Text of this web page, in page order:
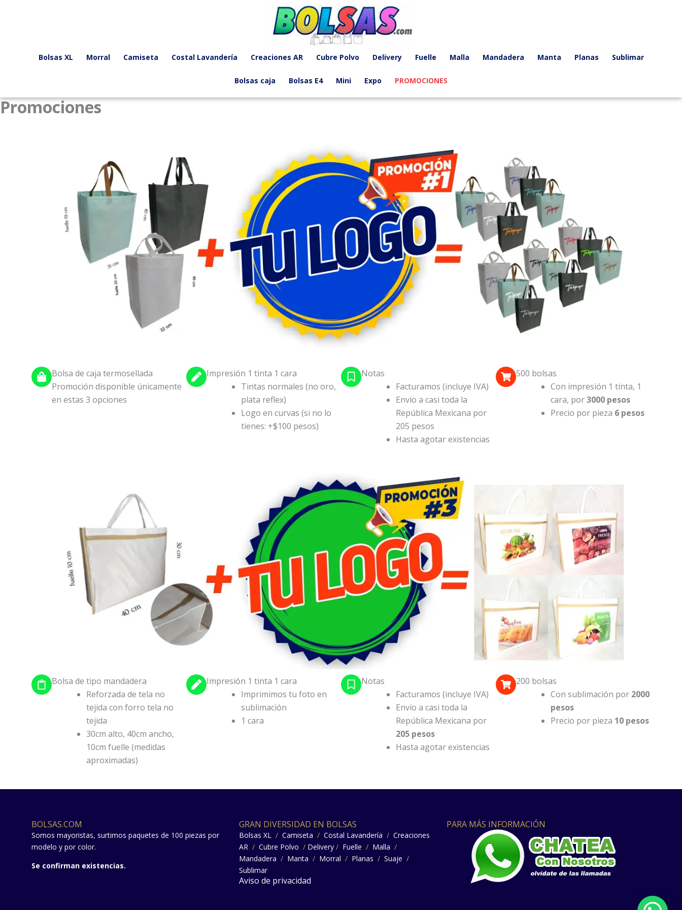
Bolsas XL Morral Camiseta Costal Lavandería Creaciones AR Cubre Polvo Delivery Fuelle Malla Mandadera Manta Planas Sublimar
Bolsas caja Bolsas E4 Mini Expo PROMOCIONES
Promociones
Bolsa de caja termosellada
Promoción disponible únicamente
en estas 3 opciones
Impresión 1 tinta 1 cara
Tintas normales (no oro,
plata reflex)
Logo en curvas (si no lo
tienes: +$100 pesos)
Notas
Facturamos (incluye IVA)
Envío a casi toda la
República Mexicana por
205 pesos
Hasta agotar existencias
500 bolsas
Con impresión 1 tinta, 1
cara, por3000 pesos
Precio por pieza 6 pesos
Bolsa de tipo mandadera
Reforzada de tela no
tejida con forro tela no
tejida
30cm alto, 40cm ancho,
10cm fuelle (medidas
aproximadas)
Impresión 1 tinta 1 cara
Imprimimos tu foto en
sublimación
1 cara
Notas
Facturamos (incluye IVA)
Envío a casi toda la
República Mexicana por
205 pesos
Hasta agotar existencias
200 bolsas
Con sublimación por 2000
pesos
Precio por pieza 10 pesos
BOLSAS.COM
Somos mayoristas, surtimos paquetes de 100 piezas por
modelo y por color.
Se confirman existencias.
GRAN DIVERSIDAD EN BOLSAS
Bolsas XL / Camiseta / Costal Lavandería / Creaciones
AR / Cubre Polvo / Delivery / Fuelle / Malla /
Mandadera / Manta / Morral / Planas / Suaje /
Sublimar
Aviso de privacidad
PARA MÁS INFORMACIÓN